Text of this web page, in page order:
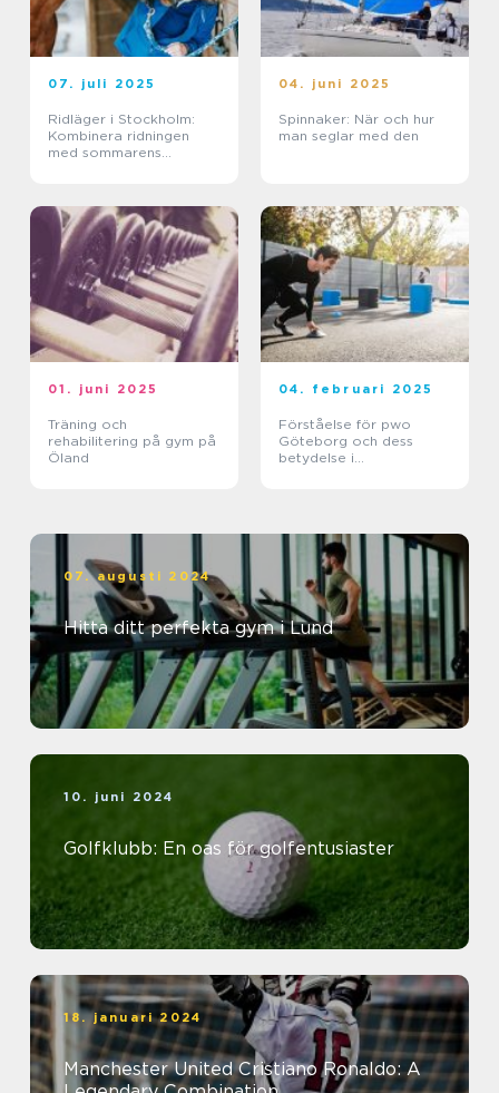
07. juli 2025
Ridläger i Stockholm:
Kombinera ridningen
med sommarens
04. juni 2025
Spinnaker: När och hur
man seglar med den
01. juni 2025
Träning och
rehabilitering på gym på
Öland
04. februari 2025
Förståelse för pwo
Göteborg och dess
betydelse i
07. augusti 2024
Hitta ditt perfekta gym i Lund
10. juni 2024
Golfklubb: En oas för golfentusiaster
18. januari 2024
Manchester United Cristiano Ronaldo: A